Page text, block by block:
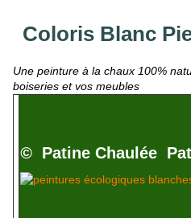
Coloris Blanc
Une peinture à la chaux 100%
boiseries et vos meubles
© Patine Chaulée